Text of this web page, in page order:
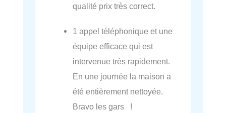
qualité prix très correct.
1 appel téléphonique et une
équipe efficace qui est
intervenue très rapidement.
En une journée la maison a
été entièrement nettoyée.
Bravo les gars !